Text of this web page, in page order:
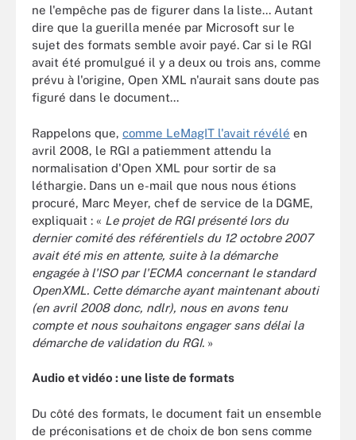
ne l'empêche pas de figurer dans la liste... Autant
dire que la guerilla menée par Microsoft sur le
sujet des formats semble avoir payé. Car si le RGI
avait été promulgué il y a deux ou trois ans, comme
prévu à l'origine, Open XML n'aurait sans doute pas
figuré dans le document...
Rappelons que, comme LeMagIT l'avait révélé en
avril 2008, le RGI a patiemment attendu la
normalisation d'Open XML pour sortir de sa
léthargie. Dans un e-mail que nous nous étions
procuré, Marc Meyer, chef de service de la DGME,
expliquait : « Le projet de RGI présenté lors du
dernier comité des référentiels du 12 octobre 2007
avait été mis en attente, suite à la démarche
engagée à l'ISO par l'ECMA concernant le standard
OpenXML. Cette démarche ayant maintenant abouti
(en avril 2008 donc, ndlr), nous en avons tenu
compte et nous souhaitons engager sans délai la
démarche de validation du RGI. »
Audio et vidéo : une liste de formats
Du côté des formats, le document fait un ensemble
de préconisations et de choix de bon sens comme